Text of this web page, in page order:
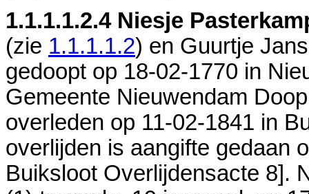
1.1.1.1.2.4Niesje
(zie 1.1.1.1.2) en Guurtje
gedoopt op 18-02-1770 in
Gemeente Nieuwendam
overleden op 11-02-1841 in
overlijden is aangifte gedaan
Buiksloot Overlijdensacte 8].